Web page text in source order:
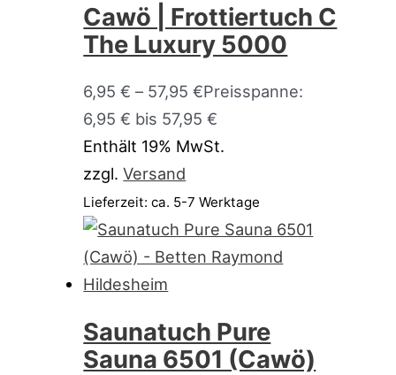
Cawö | Frottiertuch C
The Luxury 5000
6,95€ – 57,95€Preisspanne:
6,95 € bis 57,95 €
Enthält 19% MwSt.
zzgl.Versand
Lieferzeit: ca. 5-7 Werktage
Saunatuch Pure
Sauna 6501 (Cawö)